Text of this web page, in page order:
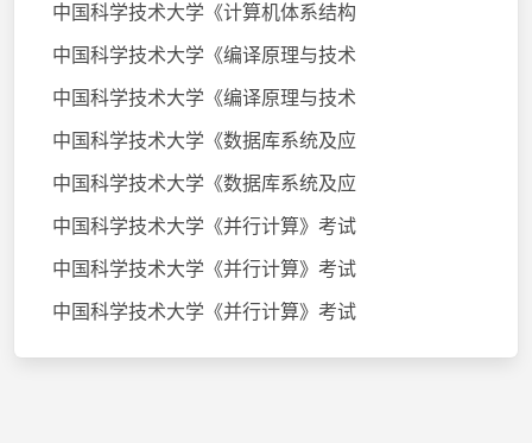
中国科学技术大学《计算机体系结构
中国科学技术大学《编译原理与技术
中国科学技术大学《编译原理与技术
中国科学技术大学《数据库系统及应
中国科学技术大学《数据库系统及应
中国科学技术大学《并行计算》考试
中国科学技术大学《并行计算》考试
中国科学技术大学《并行计算》考试